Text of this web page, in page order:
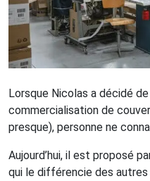
Lorsque Nicolas a décidé
commercialisation de
presque), personne ne
Aujourd’hui, il est proposé
qui le différencie des